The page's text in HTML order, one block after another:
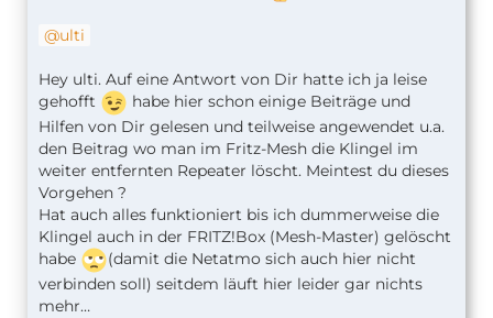
ulti
Hey ulti. Auf eine Antwort von Dir hatte ich ja leise
gehofft
habe hier schon einige Beiträge und
Hilfen von Dir gelesen und teilweise angewendet u.a.
den Beitrag wo man im Fritz-Mesh die Klingel im
weiter entfernten Repeater löscht. Meintest du dieses
Vorgehen ?
Hat auch alles funktioniert bis ich dummerweise die
Klingel auch in der FRITZ!Box (Mesh-Master) gelöscht
habe
(damit die Netatmo sich auch hier nicht
verbinden soll) seitdem läuft hier leider gar nichts
mehr…